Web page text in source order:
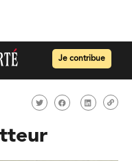
Je contribue